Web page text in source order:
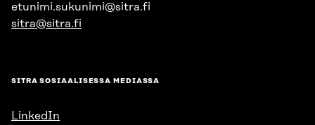
etunimi.sukunimi@sitra.fi
sitra@sitra.fi
SITRA SOSIAALISESSA MEDIASSA
LinkedIn